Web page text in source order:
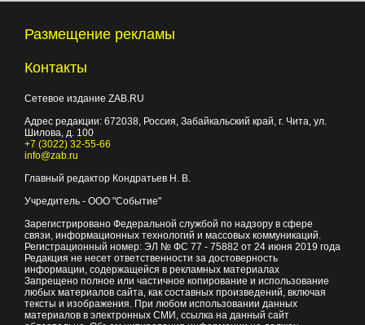
Размещение рекламы
Контакты
Сетевое издание ZAB.RU
Адрес редакции: 672038, Россия, Забайкальский край, г. Чита, ул.
Шилова, д. 100
+7 (3022) 32-55-66
info@zab.ru
Главный редактор Кондратьев Н. В.
Учредитель - ООО "Событие"
Зарегистрировано Федеральной службой по надзору в сфере
связи, информационных технологий и массовых коммуникаций.
Регистрационный номер: ЭЛ № ФС 77 - 75882 от 24 июня 2019 года
Редакция не несет ответственности за достоверность
информации, содержащейся в рекламных материалах
Запрещено полное или частичное копирование и использование
любых материалов сайта, как составных произведений, включая
тексты и изображения. При любом использовании данных
материалов в электронных СМИ, ссылка на данный сайт